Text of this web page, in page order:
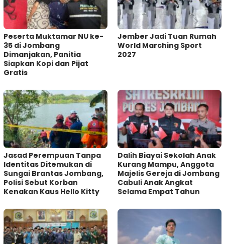
Peserta Muktamar NU ke-
35 di Jombang
Dimanjakan, Panitia
Siapkan Kopi dan Pijat
Gratis
Jember Jadi Tuan Rumah
World Marching Sport
2027
Jasad Perempuan Tanpa
Identitas Ditemukan di
Sungai Brantas Jombang,
Polisi Sebut Korban
Kenakan Kaus Hello Kitty
Dalih Biayai Sekolah Anak
Kurang Mampu, Anggota
Majelis Gereja di Jombang
Cabuli Anak Angkat
Selama Empat Tahun